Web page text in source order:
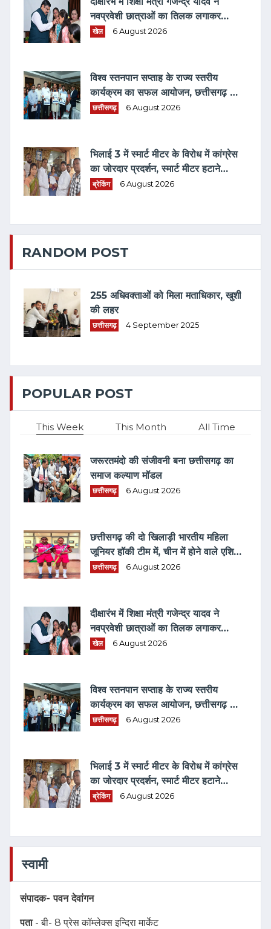
नवप्रवेशी छात्राओं का तिलक लगाकर
विद्यार्थियों से किये आत्मीय संवाद
खेल 6 August 2026
विश्व स्तनपान सप्ताह के राज्य स्तरीय
कार्यक्रम का सफल आयोजन, छत्तीसगढ़ के
प्रथम "मातृ दूध कोष (MOTHER MILK
छत्तीसगढ़ 6 August 2026
भिलाई 3 में स्मार्ट मीटर के विरोध में कांग्रेस
का जोरदार प्रदर्शन, स्मार्ट मीटर हटाने
भरवाया फार्म
ब्रेकिंग 6 August 2026
RANDOM POST
255 अधिवक्ताओं को मिला मताधिकार, खुशी
की लहर
छत्तीसगढ़ 4 September 2025
POPULAR POST
This Week This Month All Time
जरूरतमंदो की संजीवनी बना छत्तीसगढ़ का
समाज कल्याण मॉडल
छत्तीसगढ़ 6 August 2026
छत्तीसगढ़ की दो खिलाड़ी भारतीय महिला
जूनियर हॉकी टीम में, चीन में होने वाले एशिया
कप में दिखाएंगी दम
छत्तीसगढ़ 6 August 2026
दीक्षारंभ में शिक्षा मंत्री गजेन्द्र यादव ने
नवप्रवेशी छात्राओं का तिलक लगाकर
विद्यार्थियों से किये आत्मीय संवाद
खेल 6 August 2026
विश्व स्तनपान सप्ताह के राज्य स्तरीय
कार्यक्रम का सफल आयोजन, छत्तीसगढ़ के
प्रथम "मातृ दूध कोष (MOTHER MILK
छत्तीसगढ़ 6 August 2026
भिलाई 3 में स्मार्ट मीटर के विरोध में कांग्रेस
का जोरदार प्रदर्शन, स्मार्ट मीटर हटाने
भरवाया फार्म
ब्रेकिंग 6 August 2026
स्वामी
संपादक-पवन देवांगन
पता- बी- 8 प्रेस कॉम्लेक्स इन्दिरा मार्केट